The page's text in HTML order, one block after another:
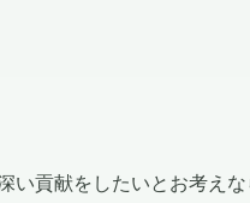
い貢献をしたいとお考え